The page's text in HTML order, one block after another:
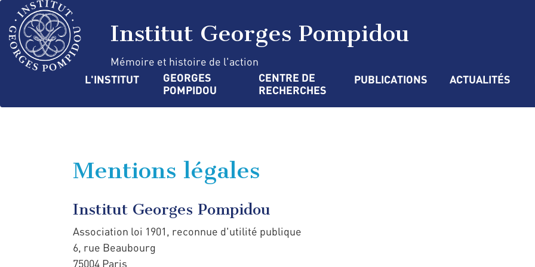
Aller
au
contenu
principal
Institut Georges Pompidou
Mémoire et histoire de l'action
Navigation
L'INSTITUT
GEORGES
POMPIDOU
CENTRE DE
RECHERCHES
PUBLICATIONS ACTUALITÉS
Mentions légales
Institut Georges Pompidou
Association loi 1901, reconnue d'utilité publique
6, rue Beaubourg
75004 Paris
Panneau de gestion des cookies